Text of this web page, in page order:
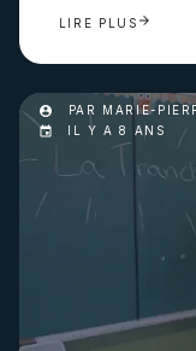
LIRE PLUS
PAR MARIE-
IL Y A 8 ANS